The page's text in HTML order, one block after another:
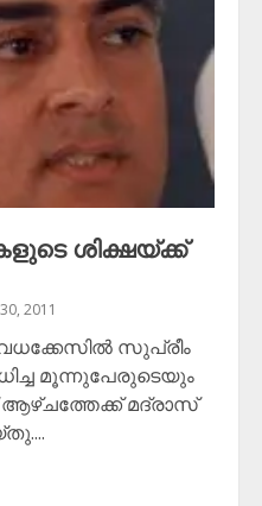
ശിക്ഷയ്ക്ക്
2011
വധക്കേസില്‍ സുപ്രീം
മൂന്നുപേരുടെയും
ആഴ്ചത്തേക്ക് മദ്രാസ്